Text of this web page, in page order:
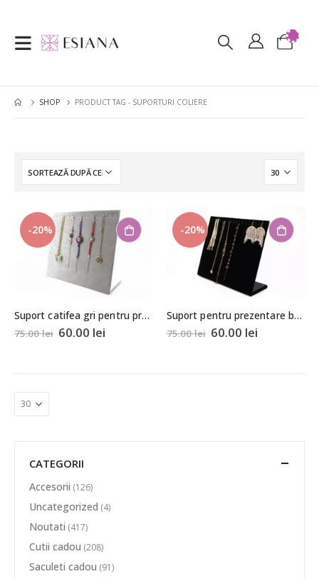
SHOP PRODUCT TAG - SUPORTURI COLIERE
-20%
Suport catifea gri pentru prezentare bratari si coliere tip rama 26x32x10cm
75.00lei 60.00 lei
-20%
Suport pentru prezentare bratari si coliere tip rama 23x30x10cm
75.00lei 60.00 lei
CATEGORII
Accesorii (126)
Uncategorized (4)
Noutati (417)
Cutii cadou (208)
Saculeti cadou (91)